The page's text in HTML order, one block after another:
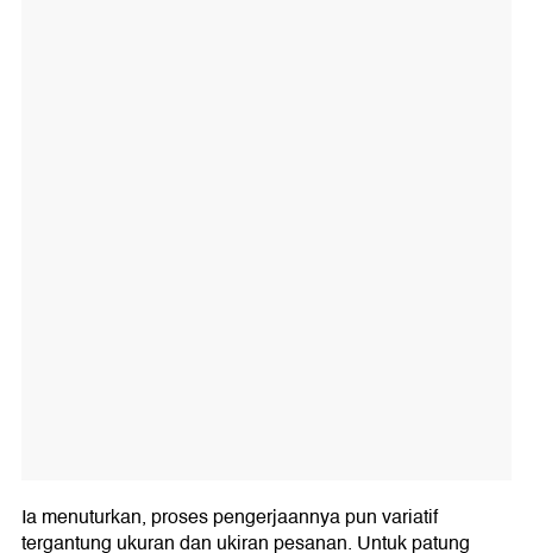
Ia menuturkan, proses pengerjaannya pun variatif
tergantung ukuran dan ukiran pesanan. Untuk patung